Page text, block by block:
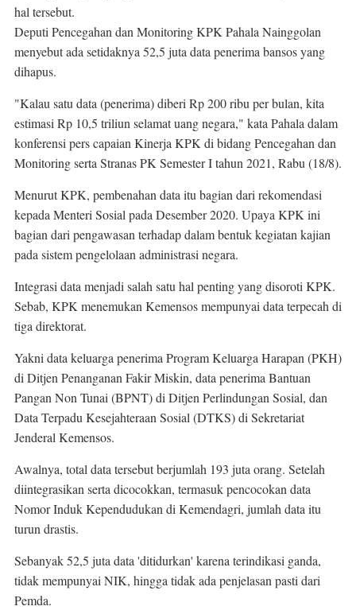
hal tersebut.
Deputi Pencegahan dan Monitoring KPK Pahala Nainggolan
menyebut ada setidaknya 52,5 juta data penerima bansos yang
dihapus.
"Kalau satu data (penerima) diberi Rp 200 ribu per bulan, kita
estimasi Rp 10,5 triliun selamat uang negara," kata Pahala dalam
konferensi pers capaian Kinerja KPK di bidang Pencegahan dan
Monitoring serta Stranas PK Semester I tahun 2021, Rabu (18/8).
Menurut KPK, pembenahan data itu bagian dari rekomendasi
kepada Menteri Sosial pada Desember 2020. Upaya KPK ini
bagian dari pengawasan terhadap dalam bentuk kegiatan kajian
pada sistem pengelolaan administrasi negara.
Integrasi data menjadi salah satu hal penting yang disoroti KPK.
Sebab, KPK menemukan Kemensos mempunyai data terpecah di
tiga direktorat.
Yakni data keluarga penerima Program Keluarga Harapan (PKH)
di Ditjen Penanganan Fakir Miskin, data penerima Bantuan
Pangan Non Tunai (BPNT) di Ditjen Perlindungan Sosial, dan
Data Terpadu Kesejahteraan Sosial (DTKS) di Sekretariat
Jenderal Kemensos.
Awalnya, total data tersebut berjumlah 193 juta orang. Setelah
diintegrasikan serta dicocokkan, termasuk pencocokan data
Nomor Induk Kependudukan di Kemendagri, jumlah data itu
turun drastis.
Sebanyak 52,5 juta data 'ditidurkan' karena terindikasi ganda,
tidak mempunyai NIK, hingga tidak ada penjelasan pasti dari
Pemda.